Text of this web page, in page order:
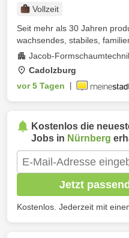
Vollzeit
Seit mehr als 30 Jahren
wachsendes, stabiles,
Jacob-
Cadolzburg
vor 5 Tagen
Kostenlos die
Jobs in Nürnberg
Jetzt
Kostenlos. Jederzeit mit